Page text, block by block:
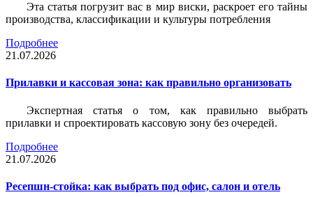
Эта статья погрузит вас в мир виски, раскроет его тайны
производства, классификации и культуры потребления
Подробнее
21.07.2026
Прилавки и кассовая зона: как правильно организовать
Экспертная статья о том, как правильно выбрать
прилавки и спроектировать кассовую зону без очередей.
Подробнее
21.07.2026
Ресепшн-стойка: как выбрать под офис, салон и отель